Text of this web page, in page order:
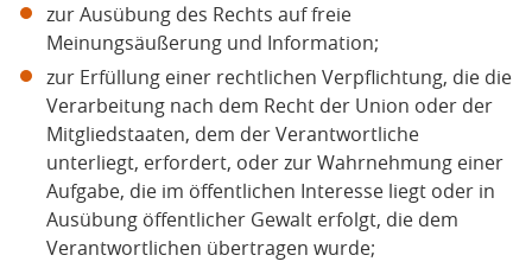
zur Ausübung des Rechts auf freie
Meinungsäußerung und Information;
zur Erfüllung einer rechtlichen Verpflichtung, die die
Verarbeitung nach dem Recht der Union oder der
Mitgliedstaaten, dem der Verantwortliche
unterliegt, erfordert, oder zur Wahrnehmung einer
Aufgabe, die im öffentlichen Interesse liegt oder in
Ausübung öffentlicher Gewalt erfolgt, die dem
Verantwortlichen übertragen wurde;